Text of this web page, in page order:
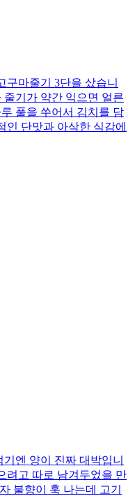
구마줄기 3단을 샀습니
기가 약간 익으면 얼른
풀을 쑤어서 김치를 담
인 단맛과 아삭한 식감에
엔 양이 진짜 대박입니
려고 따로 남겨두었을 만
불향이 훅 나는데 고기